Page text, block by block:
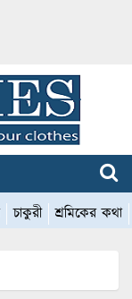
চাকুরী শ্রমিকের কথা